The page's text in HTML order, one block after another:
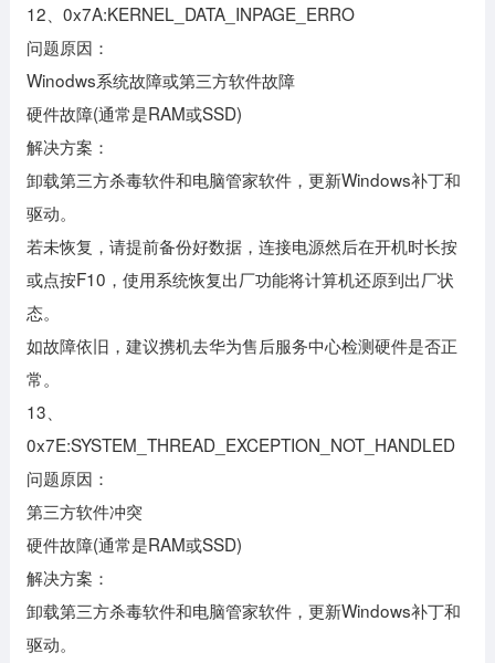
12、0x7A:KERNEL_DATA_INPAGE_ERRO
问题原因：
Winodws系统故障或第三方软件故障
硬件故障(通常是RAM或SSD)
解决方案：
卸载第三方杀毒软件和电脑管家软件，更新Windows补丁和
驱动。
若未恢复，请提前备份好数据，连接电源然后在开机时长按
或点按F10，使用系统恢复出厂功能将计算机还原到出厂状
态。
如故障依旧，建议携机去华为售后服务中心检测硬件是否正
常。
13、
0x7E:SYSTEM_THREAD_EXCEPTION_NOT_HANDLED
问题原因：
第三方软件冲突
硬件故障(通常是RAM或SSD)
解决方案：
卸载第三方杀毒软件和电脑管家软件，更新Windows补丁和
驱动。